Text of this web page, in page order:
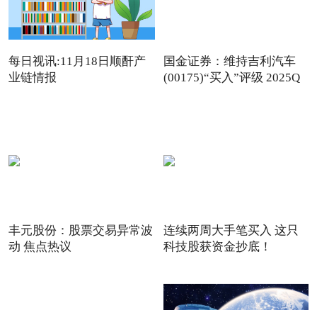
每日视讯:11月18日顺酐产
业链情报
国金证券：维持吉利汽车
(00175)“买入”评级 2025Q
丰元股份：股票交易异常波
动 焦点热议
连续两周大手笔买入 这只
科技股获资金抄底！